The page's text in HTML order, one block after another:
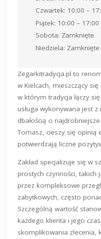
Czwartek: 10:00 –
Piątek: 10:00 – 17:00
Sobota: Zamknięte
Niedziela: Zamknięte
Zegarkitradycja.pl to
w Kielcach, mieszczący
w którym tradycja łączy
usługa wykonywana jest z
dbałością o
Tomasz, cieszy się opinią
potwierdzają liczne
Zakład specjalizuje się w
prostych czynności, takich
przez kompleksowe
zabytkowych, często
Szczególną wartość
każdego klienta i jego
skomplikowania zlecenia,